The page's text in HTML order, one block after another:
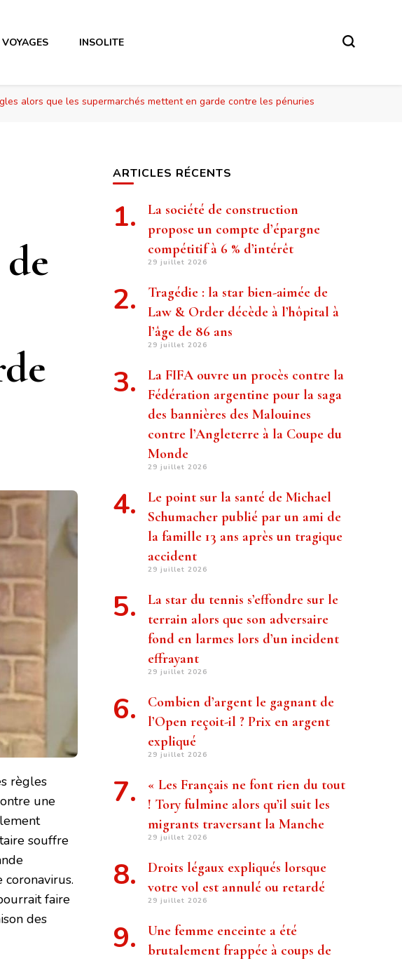
VOYAGES INSOLITE
alors que les supermarchés mettent en garde contre les pénuries
règles
une
souffre
faire
des
ARTICLES RÉCENTS
La société de construction
propose un compte d’épargne
compétitif à 6 % d’intérêt
29 juillet 2026
Tragédie : la star bien-aimée de
Law & Order décède à l’hôpital à
l’âge de 86 ans
29 juillet 2026
La FIFA ouvre un procès contre la
Fédération argentine pour la saga
des bannières des Malouines
contre l’Angleterre à la Coupe du
Monde
29 juillet 2026
Le point sur la santé de Michael
Schumacher publié par un ami de
la famille 13 ans après un tragique
accident
29 juillet 2026
La star du tennis s’effondre sur le
terrain alors que son adversaire
fond en larmes lors d’un incident
effrayant
29 juillet 2026
Combien d’argent le gagnant de
l’Open reçoit-il ? Prix ​​en argent
expliqué
29 juillet 2026
« Les Français ne font rien du tout
! Tory fulmine alors qu’il suit les
migrants traversant la Manche
29 juillet 2026
Droits légaux expliqués lorsque
votre vol est annulé ou retardé
29 juillet 2026
Une femme enceinte a été
brutalement frappée à coups de